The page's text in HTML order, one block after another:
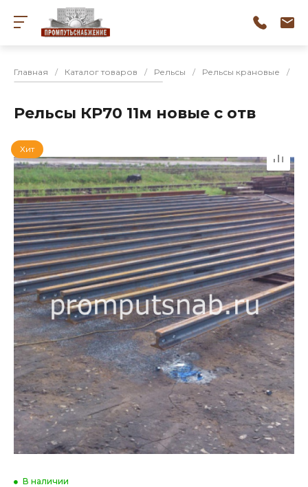
Главная / Каталог товаров / Рельсы / Рельсы крановые /
Рельсы КР70 11м новые с отв
Хит
В наличии